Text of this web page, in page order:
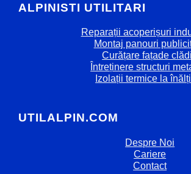
ALPINISTI UTILITARI
Reparații acoperișuri
Montaj panouri
Curățare fațade
Întreținere structuri
Izolații termice la
UTILALPIN.COM
Despre Noi
Cariere
Contact